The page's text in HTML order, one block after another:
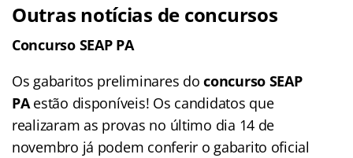
Outras notícias de concursos
Concurso SEAP PA
Os gabaritos preliminares doconcurso SEAP
PAestão disponíveis! Os candidatos que
realizaram as provas no último dia 14 de
novembro já podem conferir o gabarito oficial